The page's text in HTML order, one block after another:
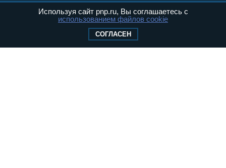
связи, информационных технологий и
массовых коммуникаций (Роскомнадзор) 05
Свидетельство о регистрации Эл № ФС77-
Используя сайт pnp.ru, Вы соглашаетесь с
использованием файлов cookie
СОГЛАСЕН